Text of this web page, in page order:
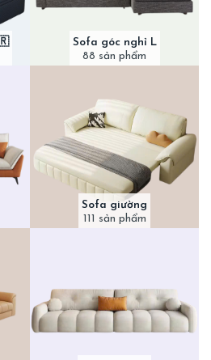
Sofa góc nghỉ L
88 sản phẩm
Sofa giường
111 sản phẩm